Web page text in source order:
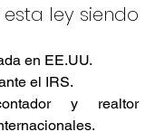
ley siendo
en EE.UU.
el IRS.
y realtor